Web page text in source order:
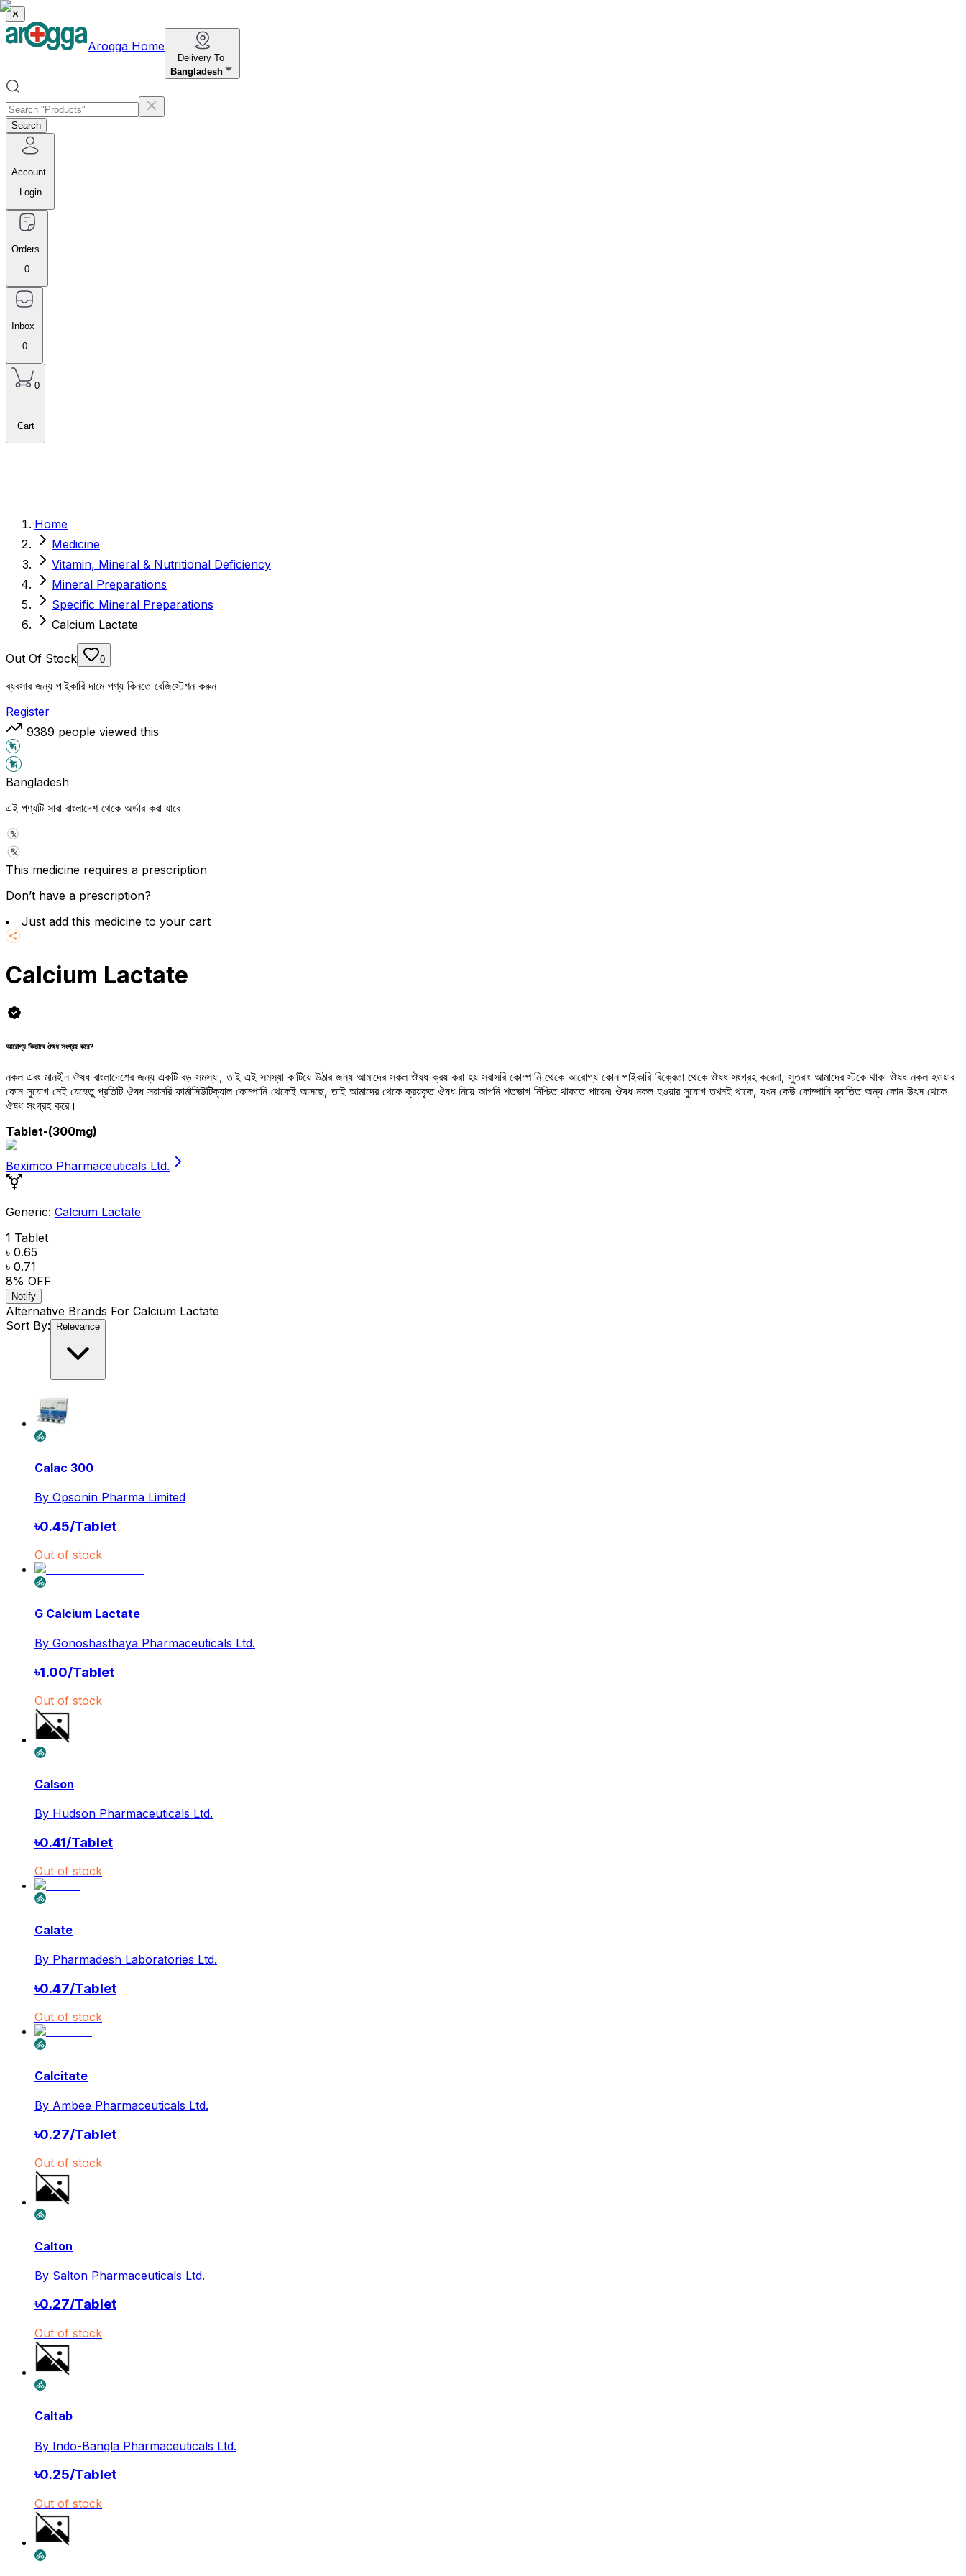
✕
Arogga Home
Delivery To
Bangladesh
Search
Account
Login
Orders
0
Inbox
0
0
Cart
Home
Medicine
Vitamin, Mineral & Nutritional Deficiency
Mineral Preparations
Specific Mineral Preparations
Calcium Lactate
Out Of Stock 0
ব্যবসার জন্য পাইকারি দামে পণ্য কিনতে রেজিস্টেশন করুন
Register
9389 people viewed this
Bangladesh
এই পণ্যটি সারা বাংলাদেশ থেকে অর্ডার করা যাবে
This medicine requires a prescription
Don’t have a prescription?
Just add this medicine to your cart
Calcium Lactate
আরোগ্য কিভাবে ঔষধ সংগ্রহ করে?
নকল এবং মানহীন ঔষধ বাংলাদেশের জন্য একটি বড় সমস্যা, তাই এই সমস্যা কাটিয়ে উঠার জন্য আমাদের সকল ঔষধ ক্রয় করা হয় সরাসরি কোম্পানি থেকে আরোগ্য কোন পাইকারি বিক্রেতা থেকে ঔষধ সংগ্রহ করেনা, সুতরাং আমাদের স্টকে থাকা ঔষধ নকল হওয়ার
কোন সুযোগ নেই যেহেতু প্রতিটি ঔষধ সরাসরি ফার্মাসিউটিক্যাল কোম্পানি থেকেই আসছে, তাই আমাদের থেকে ক্রয়কৃত ঔষধ নিয়ে আপনি শতভাগ নিশ্চিত থাকতে পারেন৷ ঔষধ নকল হওয়ার সুযোগ তখনই থাকে, যখন কেউ কোম্পানি ব্যাতিত অন্য কোন উৎস থেকে
ঔষধ সংগ্রহ করে।
Tablet-(300mg)
Beximco Pharmaceuticals Ltd.
Generic: Calcium Lactate
1 Tablet
৳ 0.65
৳ 0.71
8% OFF
Notify
Alternative Brands For Calcium Lactate
Sort By:
Relevance
Calac 300
By Opsonin Pharma Limited
৳0.45/Tablet
Out of stock
G Calcium Lactate
By Gonoshasthaya Pharmaceuticals Ltd.
৳1.00/Tablet
Out of stock
Calson
By Hudson Pharmaceuticals Ltd.
৳0.41/Tablet
Out of stock
Calate
By Pharmadesh Laboratories Ltd.
৳0.47/Tablet
Out of stock
Calcitate
By Ambee Pharmaceuticals Ltd.
৳0.27/Tablet
Out of stock
Calton
By Salton Pharmaceuticals Ltd.
৳0.27/Tablet
Out of stock
Caltab
By Indo-Bangla Pharmaceuticals Ltd.
৳0.25/Tablet
Out of stock